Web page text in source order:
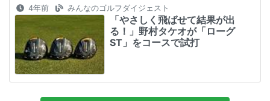
4年前 みんなのゴルフダイジェスト
「やさしく飛ばせて結果が出
る！」野村タケオが「ローグ
ST」をコースで試打